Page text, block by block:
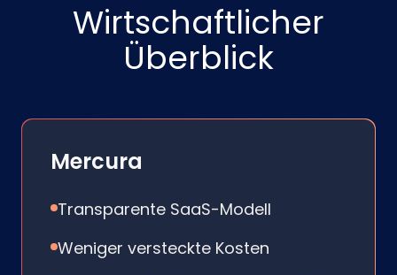
Wirtschaftlicher
Überblick
Mercura
Transparente SaaS-Modell
Weniger versteckte Kosten